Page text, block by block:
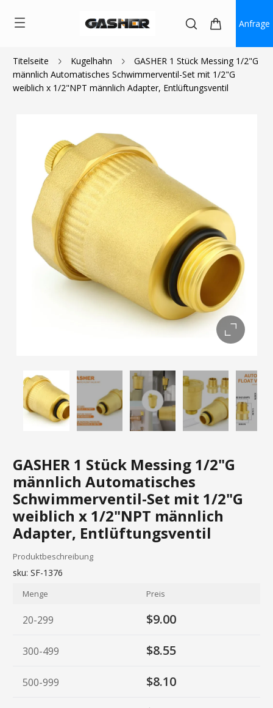
Anfrage
Titelseite Kugelhahn
GASHER 1 Stück Messing 1/2"G
männlich Automatisches Schwimmerventil-Set mit 1/2"G
weiblich x 1/2"NPT männlich Adapter, Entlüftungsventil
GASHER 1 Stück Messing 1/2"G
männlich Automatisches
Schwimmerventil-Set mit 1/2"G
weiblich x 1/2"NPT männlich
Adapter, Entlüftungsventil
$10.99 $9.00
Produktbeschreibung
sku: SF-1376
Menge Preis
20-299 $9.00
300-499 $8.55
500-999 $8.10